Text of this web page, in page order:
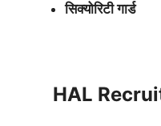
सिक्योरिटी गार्ड
HAL